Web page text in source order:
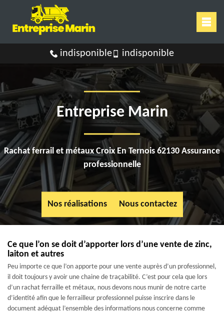
indisponible indisponible
Entreprise Marin
Rachat ferrail et métaux Croix En Ternois 62130 Assurance
professionnelle
Nos réalisations Nous contactez
Ce que l’on se doit d’apporter lors d’une vente de zinc,
laiton et autres
Peu importe ce que l’on apporte pour une vente auprès d’un professionnel,
il doit toujours y avoir une chaine de traçabilité. C’est pour cela que lors
d’un rachat ferraille et métaux, nous devons nous munir de notre carte
d’identité afin que le ferrailleur professionnel puisse inscrire dans le
document adéquat l’ensemble des informations nous concerne comme